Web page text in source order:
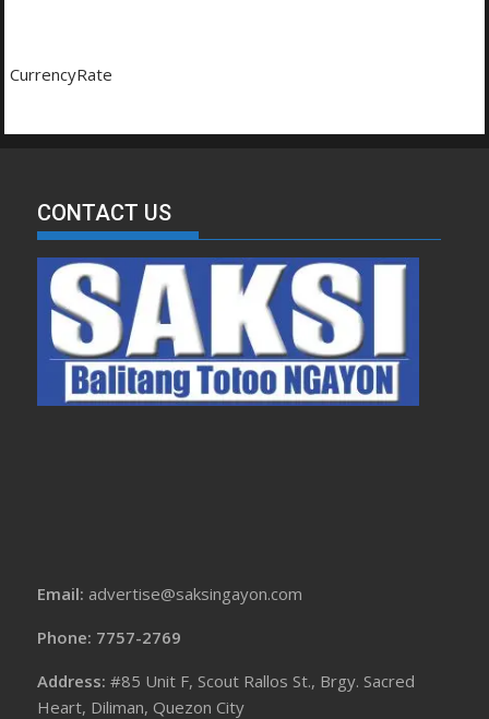
CurrencyRate
CONTACT US
Email: advertise@saksingayon.com
Phone: 7757-2769
Address:#85 Unit F, Scout Rallos St., Brgy. Sacred
Heart, Diliman, Quezon City